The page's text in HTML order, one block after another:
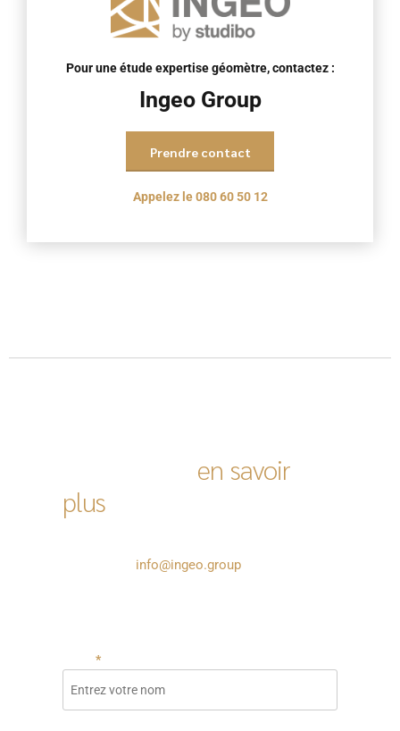
Pour une étude expertise géomètre, contactez :
Ingeo Group
Prendre contact
Appelez le 080 60 50 12
en savoir
plus
info@ingeo.group